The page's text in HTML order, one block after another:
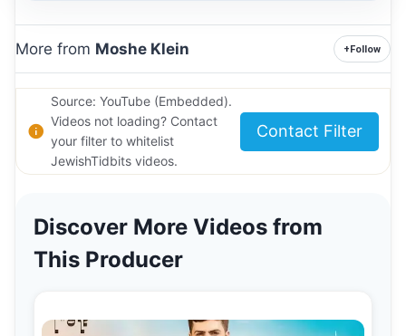
More from Moshe Klein +Follow
Source: YouTube (Embedded).
Videos not loading? Contact
your filter to whitelist
JewishTidbits videos.
Contact Filter
Discover More Videos from
This Producer